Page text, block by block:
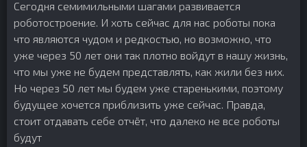
Сегодня семимильными шагами развивается
роботостроение. И хоть сейчас для нас роботы пока
что являются чудом и редкостью, но возможно, что
уже через 50 лет они так плотно войдут в нашу жизнь,
что мы уже не будем представлять, как жили без них.
Но через 50 лет мы будем уже старенькими, поэтому
будущее хочется приблизить уже сейчас. Правда,
стоит отдавать себе отчёт, что далеко не все роботы
будут